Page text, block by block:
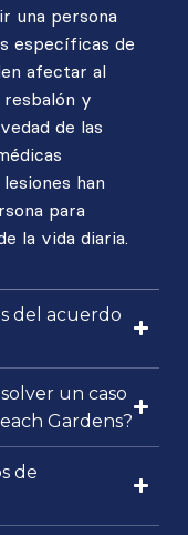
una persona
específicas de
afectar al
resbalón y
de las
han
para
la vida diaria.
del acuerdo
un caso
Gardens?
de